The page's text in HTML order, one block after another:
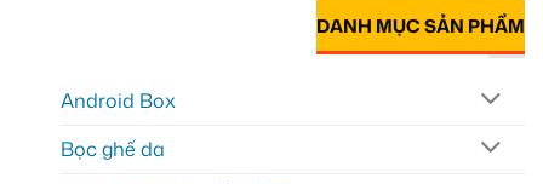
DANH MỤC SẢN PHẨM
Android Box
Bọc ghế da